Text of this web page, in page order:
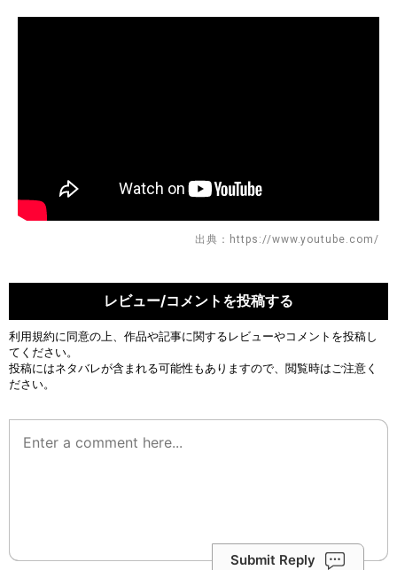
出典：https://www.youtube.com/
レビュー/コメントを投稿する
利用規約に同意の上、作品や記事に関するレビューやコメントを投稿し
てください。
投稿にはネタバレが含まれる可能性もありますので、閲覧時はご注意く
ださい。
Submit Reply